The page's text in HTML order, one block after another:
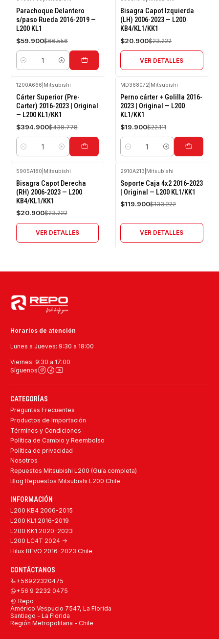
-10%
OFF
Parachoque Delantero
s/paso Rueda 2016-2019 —
L200 KL1
$59.900$66.556
Cantidad
-10%
OFF
Agotado
Bisagra Capot Izquierda
(LH) 2006-2023 — L200
KB4/KL1/KK1
$20.900$23.222
VER DETALLES
-10%
OFF
1200A666 Mitsubishi
Cárter Superior (Pre-
Carter) 2016-2023 | Original
— L200 KL1/KK1
$394.900$438.778
Cantidad
-10%
OFF
MD368072 Mitsubishi
Perno cárter + Golilla 2016-
2023 | Original — L200
KL1/KK1
$19.900$22.111
Cantidad
-10%
OFF
Agotado
5905A180 Mitsubishi
Bisagra Capot Derecha
(RH) 2006-2023 — L200
KB4/KL1/KK1
$20.900$23.222
VER DETALLES
-10%
OFF
2910A213 Mitsubishi
Soporte Caja 4x2 2016-2023
| Original — L200 KL1/KK1
$119.900$133.222
VER DETALLES
Horarios de atención
Lunes a Jueves: 9:30 a 18:00
Viernes: 9:30 a 17:00
Síguenos
CATEGORÍAS
Preguntas Frecuentes
Productos de Importación
Términos y Condiciones
Política de Cambio y Reembolso
Política de privacidad
Nosotros
Repuestos Mitsubishi L200 (Guía completa)
Blog Repuestos Mitsubishi L200 Chile
INFORMACIÓN
L200 KB4 2006-2015
L200 KL1 2016-2019
L200 KK1 2020-2023
L200 LC4T 2024 ->
Hilux REVO 2016-2023 Chile
CONTÁCTANOS
+56922320475
+56 9 2232 0475
Repo
Américo Vespucio 7547, La Florida
Santiago - La Florida
Región Metropolitana - Chile